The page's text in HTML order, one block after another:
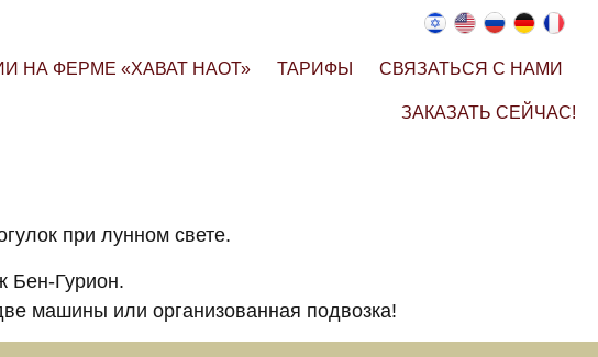
НА ФЕРМЕ «ХАВАТ НАОТ» ТАРИФЫ СВЯЗАТЬСЯ С НАМИ
ЗАКАЗАТЬ СЕЙЧАС!
при лунном свете.
Бен-Гурион.
машины или организованная подвозка!